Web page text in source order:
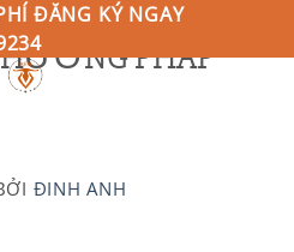
ĐĂNG KÝ NGAY
PHÁP
ĐINH ANH